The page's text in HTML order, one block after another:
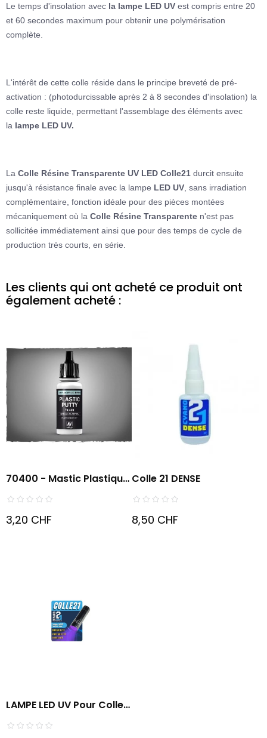
Le temps d'insolation avec la lampe LED UV est compris entre 20
et 60 secondes maximum pour obtenir une polymérisation
complète.
L'intérêt de cette colle réside dans le principe breveté de pré-
activation : (photodurcissable après 2 à 8 secondes d'insolation) la
colle reste liquide, permettant l'assemblage des éléments avec
la lampe LED UV.
La Colle Résine Transparente UV LED Colle21 durcit ensuite
jusqu'à résistance finale avec la lampe LED UV , sans irradiation
complémentaire, fonction idéale pour des pièces montées
mécaniquement où la Colle Résine Transparente n'est pas
sollicitée immédiatement ainsi que pour des temps de cycle de
production très courts, en série.
Les clients qui ont acheté ce produit ont
également acheté :
70400 - Mastic Plastique
-...
3,20 CHF
Colle 21 DENSE
8,50 CHF
LAMPE LED UV Pour Colle
Résine